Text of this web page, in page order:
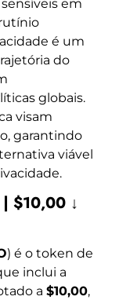
em
é um
do
globais.
visam
garantindo
viável
| $10,00 ↓
) é o token de
inclui a
a $10,00,